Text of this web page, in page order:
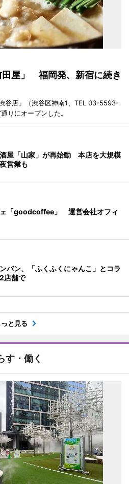
田屋」 福岡発、新宿に続き
谷店」（渋谷区神南1、TEL 03-5593-
りにオープンした。
屋「山家」が再始動 本店を大規模
営業も
「goodcoffee」 運営会社オフィ
バン、「ふくふくにゃんこ」とコラ
店舗で
っと見る
す・働く